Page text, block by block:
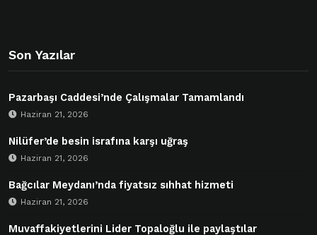
Son Yazılar
Pazarbaşı Caddesi’nde Çalışmalar Tamamlandı
Haziran 21, 2026
Nilüfer’de besin israfına karşı uğraş
Haziran 21, 2026
Bağcılar Meydanı’nda fiyatsız sıhhat hizmeti
Haziran 21, 2026
Muvaffakiyetlerini Lider Topaloğlu ile paylaştılar